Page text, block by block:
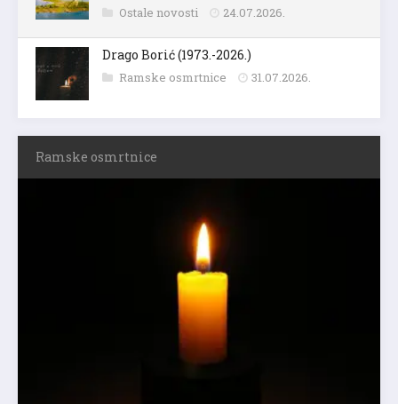
Ostale novosti 24.07.2026.
Drago Borić (1973.-2026.)
Ramske osmrtnice 31.07.2026.
Ramske osmrtnice